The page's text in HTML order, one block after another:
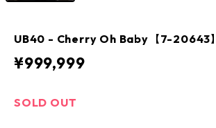
UB40 ‎- Cherry Oh Baby【7-20643】
¥999,999
SOLD OUT